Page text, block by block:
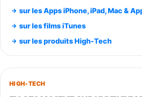
Smartphone SAMSUNG
891,99€1199€Fnac (Vendeur Tiers)
Smartphone SAMSUNG
749,99€
sur les Apps iPhone, iPad, Mac &
sur les films iTunes
sur les produits High-Tech
HIGH-TECH